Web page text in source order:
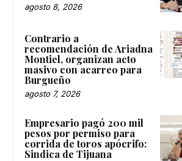
agosto 8, 2026
Contrario a
recomendación de Ariadna
Montiel, organizan acto
masivo con acarreo para
Burgueño
agosto 7, 2026
Empresario pagó 200 mil
pesos por permiso para
corrida de toros apócrifo:
Sindica de Tijuana